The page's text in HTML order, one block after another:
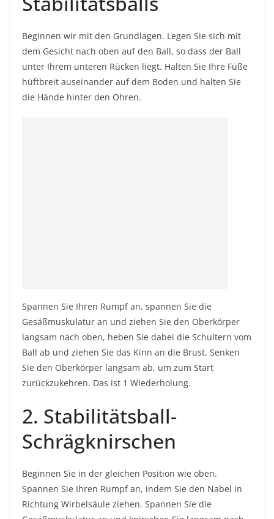
Beginnen wir mit den Grundlagen. Legen Sie sich mit
dem Gesicht nach oben auf den Ball, so dass der Ball
unter Ihrem unteren Rücken liegt. Halten Sie Ihre Füße
hüftbreit auseinander auf dem Boden und halten Sie
die Hände hinter den Ohren.
Spannen Sie Ihren Rumpf an, spannen Sie die
Gesäßmuskulatur an und ziehen Sie den Oberkörper
langsam nach oben, heben Sie dabei die Schultern vom
Ball ab und ziehen Sie das Kinn an die Brust. Senken
Sie den Oberkörper langsam ab, um zum Start
zurückzukehren. Das ist 1 Wiederholung.
2. Stabilitätsball-
Schrägknirschen
Beginnen Sie in der gleichen Position wie oben.
Spannen Sie Ihren Rumpf an, indem Sie den Nabel in
Richtung Wirbelsäule ziehen. Spannen Sie die